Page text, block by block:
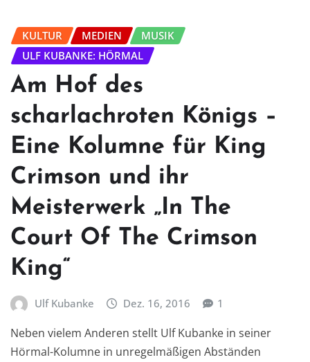
KULTUR MEDIEN
MUSIK
ULF KUBANKE: HÖRMAL
Am Hof des
scharlachroten Königs –
Eine Kolumne für King
Crimson und ihr
Meisterwerk „In The
Court Of The Crimson
King“
Ulf Kubanke Dez. 16, 2016 1
Neben vielem Anderen stellt Ulf Kubanke in seiner
Hörmal-Kolumne in unregelmäßigen Abständen